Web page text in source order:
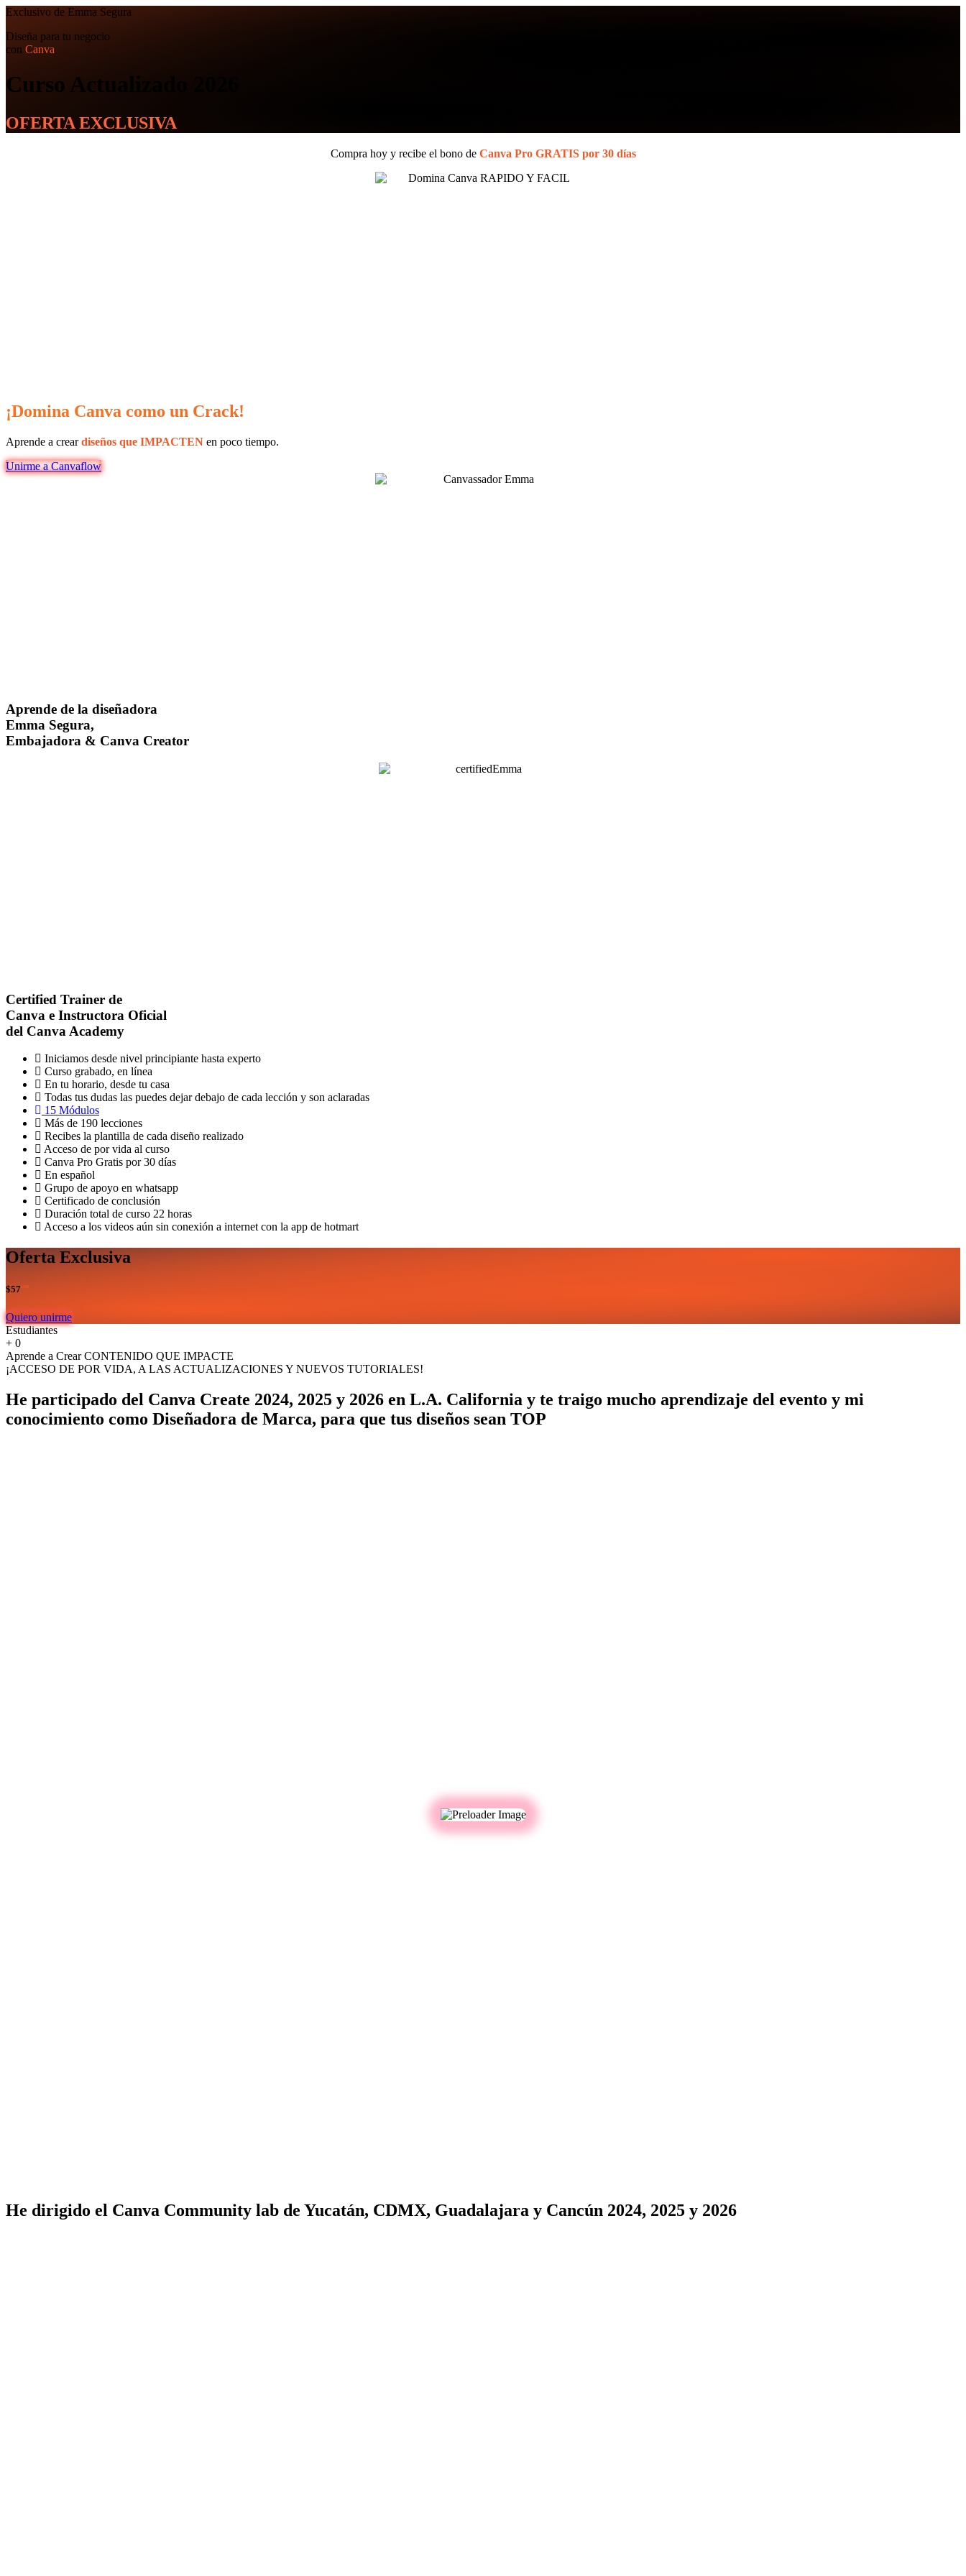
Exclusivo de Emma Segura
Diseña para tu negocio
con Canva
Curso Actualizado 2026
OFERTA EXCLUSIVA
Compra hoy y recibe el bono de Canva Pro GRATIS por 30 días
¡Domina Canva como un Crack!
Aprende a creardiseños que IMPACTEN en poco tiempo.
Unirme a Canvaflow
Aprende de la diseñadora
Emma Segura,
Embajadora & Canva Creator
Certified Trainer de
Canva e Instructora Oficial
del Canva Academy
Iniciamos desde nivel principiante hasta experto
Curso grabado, en línea
En tu horario, desde tu casa
Todas tus dudas las puedes dejar debajo de cada lección y son aclaradas
15 Módulos
Más de 190 lecciones
Recibes la plantilla de cada diseño realizado
Acceso de por vida al curso
Canva Pro Gratis por 30 días
En español
Grupo de apoyo en whatsapp
Certificado de conclusión
Duración total de curso 22 horas
Acceso a los videos aún sin conexión a internet con la app de hotmart
Oferta Exclusiva
$57 USD
Quiero unirme
Estudiantes
+ 0
Aprende a Crear CONTENIDO QUE IMPACTE
¡ACCESO DE POR VIDA, A LAS ACTUALIZACIONES Y NUEVOS TUTORIALES!
He participado del Canva Create 2024, 2025 y 2026 en L.A. California y te traigo mucho aprendizaje del evento y mi
conocimiento como Diseñadora de Marca, para que tus diseños sean TOP
He dirigido el Canva Community lab de Yucatán, CDMX, Guadalajara y Cancún 2024, 2025 y 2026